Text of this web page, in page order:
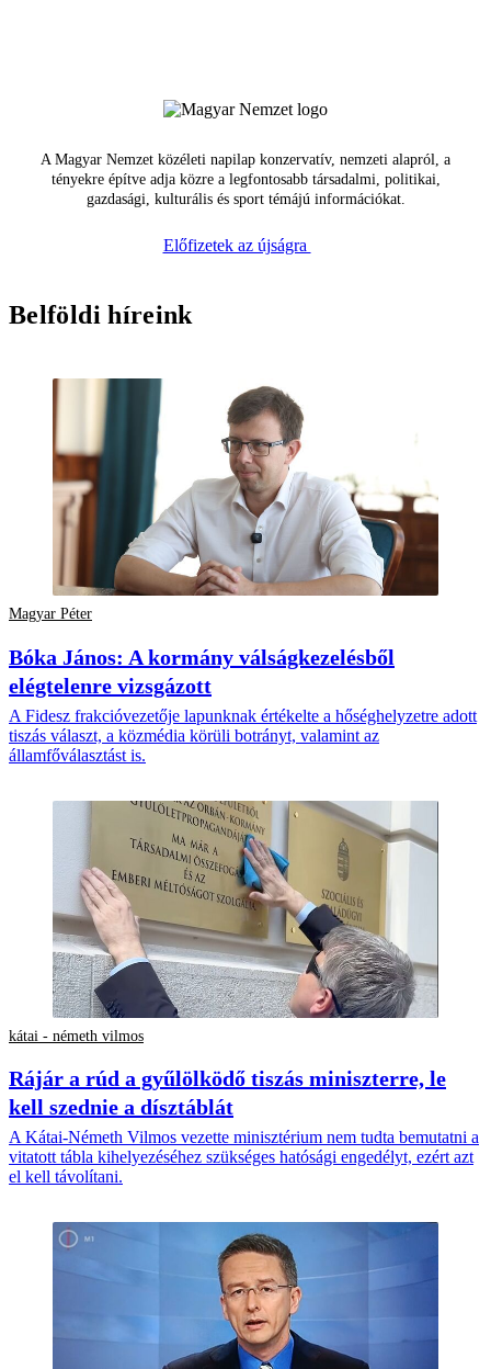
A Magyar Nemzet közéleti napilap konzervatív, nemzeti alapról, a
tényekre építve adja közre a legfontosabb társadalmi, politikai,
gazdasági, kulturális és sport témájú információkat.
Előfizetek az újságra
Belföldi híreink
Magyar Péter
Bóka János: A kormány válságkezelésből
elégtelenre vizsgázott
A Fidesz frakcióvezetője lapunknak értékelte a hőséghelyzetre adott
tiszás választ, a közmédia körüli botrányt, valamint az
államfőválasztást is.
kátai - németh vilmos
Rájár a rúd a gyűlölködő tiszás miniszterre, le
kell szednie a dísztáblát
A Kátai-Németh Vilmos vezette minisztérium nem tudta bemutatni a
vitatott tábla kihelyezéséhez szükséges hatósági engedélyt, ezért azt
el kell távolítani.